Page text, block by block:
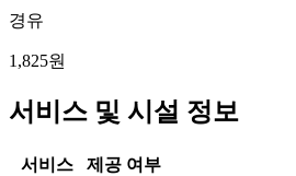
경유
1,825원
서비스 및 시설 정보
서비스 제공 여부